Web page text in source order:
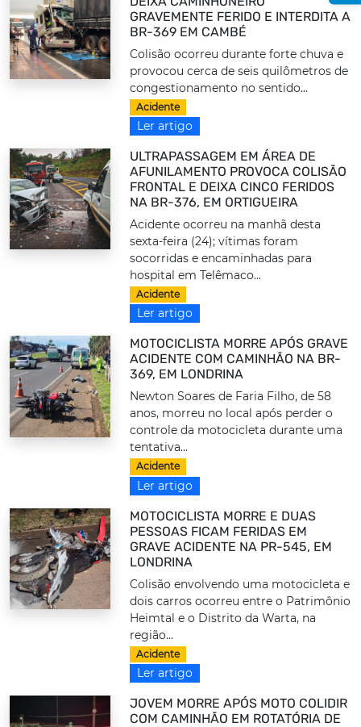
GRAVEMENTE FERIDO E INTERDITA A
BR-369 EM CAMBÉ
Colisão ocorreu durante forte chuva e
provocou cerca de seis quilômetros de
congestionamento no sentido...
Acidente
Ler artigo
ULTRAPASSAGEM EM ÁREA DE
AFUNILAMENTO PROVOCA COLISÃO
FRONTAL E DEIXA CINCO FERIDOS
NA BR-376, EM ORTIGUEIRA
Acidente ocorreu na manhã desta
sexta-feira (24); vítimas foram
socorridas e encaminhadas para
hospital em Telêmaco...
Acidente
Ler artigo
MOTOCICLISTA MORRE APÓS GRAVE
ACIDENTE COM CAMINHÃO NA BR-
369, EM LONDRINA
Newton Soares de Faria Filho, de 58
anos, morreu no local após perder o
controle da motocicleta durante uma
tentativa...
Acidente
Ler artigo
MOTOCICLISTA MORRE E DUAS
PESSOAS FICAM FERIDAS EM
GRAVE ACIDENTE NA PR-545, EM
LONDRINA
Colisão envolvendo uma motocicleta e
dois carros ocorreu entre o Patrimônio
Heimtal e o Distrito da Warta, na
região...
Acidente
Ler artigo
JOVEM MORRE APÓS MOTO COLIDIR
COM CAMINHÃO EM ROTATÓRIA DE